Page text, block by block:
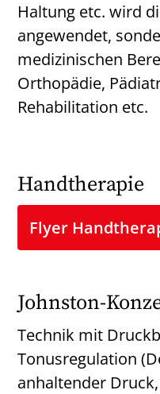
Haltung etc. wird
angewendet,
medizinischen
Orthopädie,
Rehabilitation etc.
Handtherapie
Flyer
Johnston-
Technik mit
Tonusregulation
anhaltender